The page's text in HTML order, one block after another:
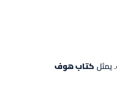
كتاب هوف